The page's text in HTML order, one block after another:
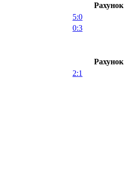
Рахунок
5:0
0:3
Рахунок
2:1